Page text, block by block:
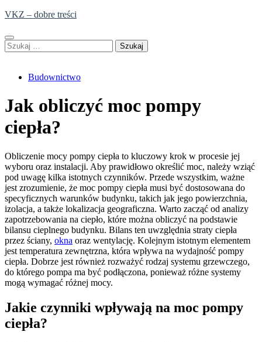
Skip
content
VKZ – dobre treści
Szukaj:
Budownictwo
Jak obliczyć moc pompy
ciepła?
Obliczenie mocy pompy ciepła to kluczowy krok w procesie jej
wyboru oraz instalacji. Aby prawidłowo określić moc, należy wziąć
pod uwagę kilka istotnych czynników. Przede wszystkim, ważne
jest zrozumienie, że moc pompy ciepła musi być dostosowana do
specyficznych warunków budynku, takich jak jego powierzchnia,
izolacja, a także lokalizacja geograficzna. Warto zacząć od analizy
zapotrzebowania na ciepło, które można obliczyć na podstawie
bilansu cieplnego budynku. Bilans ten uwzględnia straty ciepła
przez ściany, okna oraz wentylację. Kolejnym istotnym elementem
jest temperatura zewnętrzna, która wpływa na wydajność pompy
ciepła. Dobrze jest również rozważyć rodzaj systemu grzewczego,
do którego pompa ma być podłączona, ponieważ różne systemy
mogą wymagać różnej mocy.
Jakie czynniki wpływają na moc pompy
ciepła?